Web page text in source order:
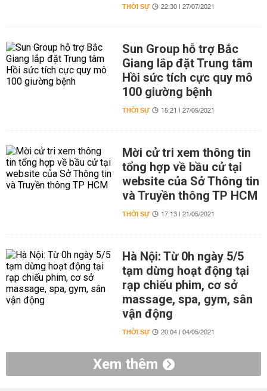
THỜI SỰ 22:30 | 27/07/2021
Sun Group hỗ trợ Bắc
Giang lắp đặt Trung tâm
Hồi sức tích cực quy mô
100 giường bệnh
THỜI SỰ 15:21 | 27/05/2021
Mời cử tri xem thông tin
tổng hợp về bầu cử tại
website của Sở Thông tin
và Truyền thông TP HCM
THỜI SỰ 17:13 | 21/05/2021
Hà Nội: Từ 0h ngày 5/5
tạm dừng hoạt động tại
rạp chiếu phim, cơ sở
massage, spa, gym, sân
vận động
THỜI SỰ 20:04 | 04/05/2021
Xem thêm